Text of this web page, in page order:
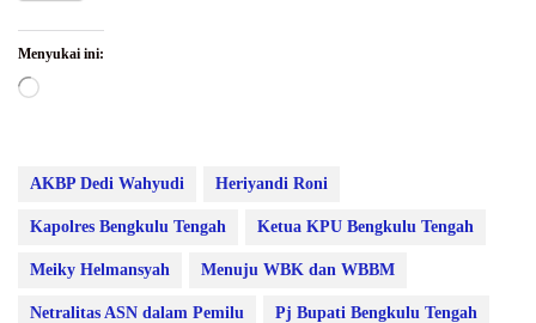
Menyukai ini:
Memuat...
AKBP Dedi Wahyudi Heriyandi Roni
Kapolres Bengkulu Tengah Ketua KPU Bengkulu Tengah
Meiky Helmansyah Menuju WBK dan WBBM
Netralitas ASN dalam Pemilu Pj Bupati Bengkulu Tengah